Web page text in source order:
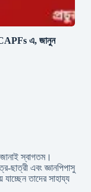
এ, জানুন
স্বাগতম।
ছাত্রী এবং জ্ঞানপিপাসু
তাদের সাহায্য